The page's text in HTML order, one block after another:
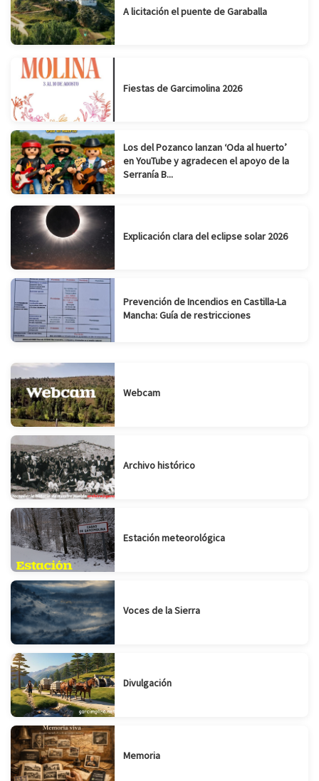
A licitación el puente de Garaballa
Fiestas de Garcimolina 2026
Los del Pozanco lanzan ‘Oda al huerto’
en YouTube y agradecen el apoyo de la
Serranía B...
Explicación clara del eclipse solar 2026
Prevención de Incendios en Castilla-La
Mancha: Guía de restricciones
Webcam
Archivo histórico
Estación meteorológica
Voces de la Sierra
Divulgación
Memoria